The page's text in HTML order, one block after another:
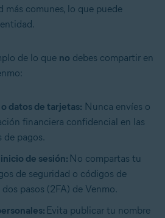
más comunes, lo que puede
de lo que no debes compartir en
datos de tarjetas: Nunca envíes o
financiera confidencial en las
de pagos.
de sesión: No compartas tu
de seguridad o códigos de
pasos (2FA) de Venmo.
Evita publicar tu nombre